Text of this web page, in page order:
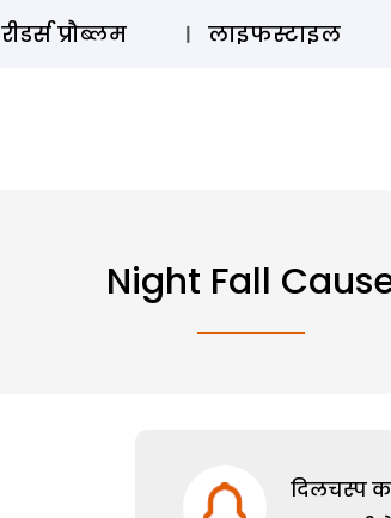
रीडर्स प्रौब्लम लाइफस्टाइल
Night Fall
दिलचस्प